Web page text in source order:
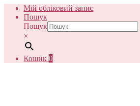
Мій обліковий запис
Пошук
Пошук
×
Кошик 0